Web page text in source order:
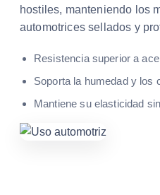
hostiles, manteniendo los
automotrices sellados y
Resistencia superior a
Soporta la humedad y los
Mantiene su elasticidad